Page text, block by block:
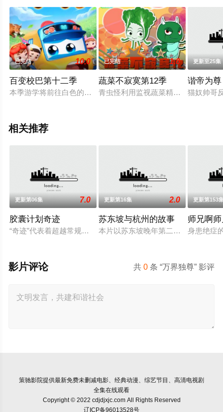
已完结 10.0
百变校巴第十二季
本季游学将前往白色的冰雪世界，这里生活着独特的雪地精灵
已完结 1.0
蔬菜不寂寞第12季
青虫怪利用监视蔬菜精灵的办法偷窥
更新至25集
谐帝为尊
猫奴帅哥
相关推荐
更新第06集 7.0
胶囊计划奇迹
“奇迹”代表着超越常规、突破限制，达到某种非凡成就，往往伴
更新第16集 2.0
苏东坡与杭州的故事
本片以苏东坡晚年第二次赴任杭州，
更新第153
师兄啊
身患绝症
共0 条 “万界独尊” 影评
影片评论
策驰影院提供最新免费未删减电影、经典动漫、综艺节目、高清电视剧
全集在线观看
Copyright © 2022 cdjdjxjc.com All Rights Reserved
辽ICP备96013528号